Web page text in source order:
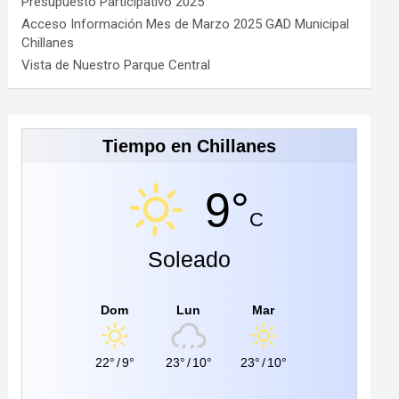
Acceso Información Mes de Marzo 2025 GAD Municipal
Chillanes
Vista de Nuestro Parque Central
Tiempo en Chillanes
9°C
Soleado
Dom
22°/9°
Lun
23°/ 10°
Mar
23°/ 10°